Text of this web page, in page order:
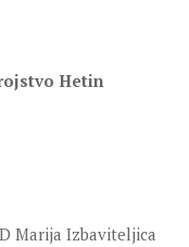
Hetin
Marija Izbaviteljica